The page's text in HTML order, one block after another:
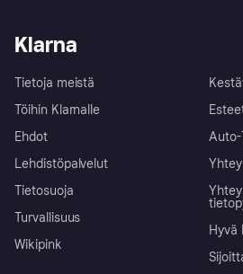
Klarna
Tietoja meistä
Töihin Klarnalle
Ehdot
Lehdistöpalvelut
Tietosuoja
Turvallisuus
Wikipink
Auto-
Hyvä